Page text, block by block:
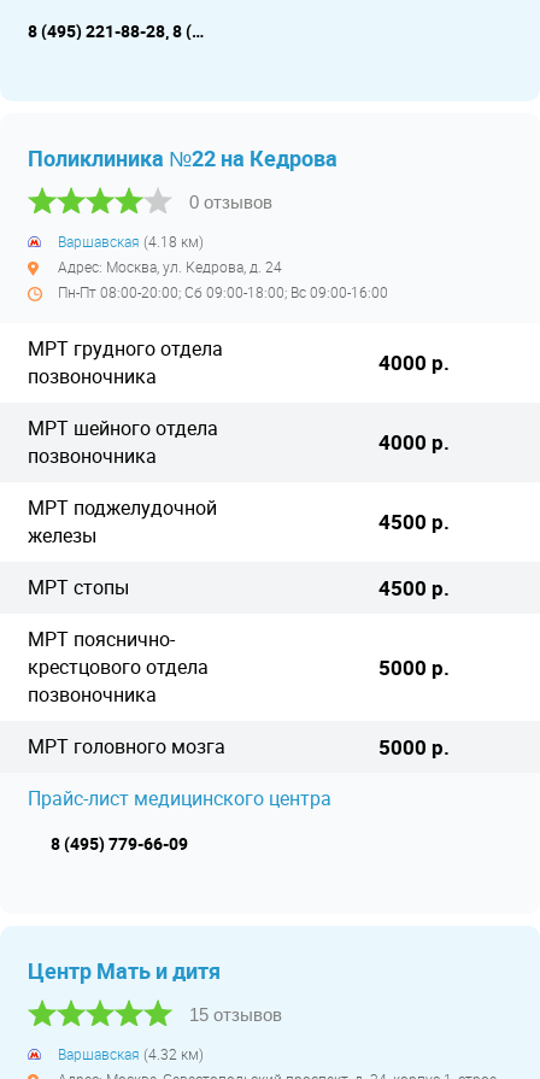
8 (495) 221-88-28, 8 (495) 23-69-777, 8 (495) 236-85-86 (до 19:00)
Поликлиника №22 на Кедрова
0 отзывов
Варшавская (4.18 км)
Адрес: Москва, ул. Кедрова, д. 24
Пн-Пт 08:00-20:00; Сб 09:00-18:00; Вс 09:00-16:00
МРТ грудного отдела
позвоночника
4000 р.
МРТ шейного отдела
позвоночника
4000 р.
МРТ поджелудочной
железы
4500 р.
МРТ стопы 4500 р.
МРТ пояснично-
крестцового отдела
позвоночника
5000 р.
МРТ головного мозга 5000 р.
Прайс-лист медицинского центра
8 (495) 779-66-09
Центр Мать и дитя
15 отзывов
Варшавская (4.32 км)